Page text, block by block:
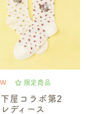
限定商品
下屋コラボ第2
ディース